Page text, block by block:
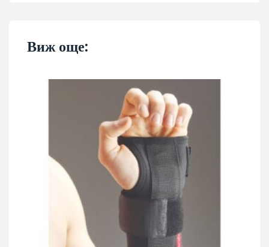
Виж още: